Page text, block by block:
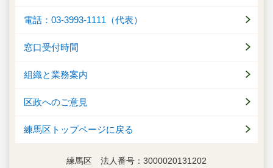
電話：03-3993-1111（代表）
窓口受付時間
組織と業務案内
区政へのご意見
練馬区トップページに戻る
練馬区 法人番号：3000020131202